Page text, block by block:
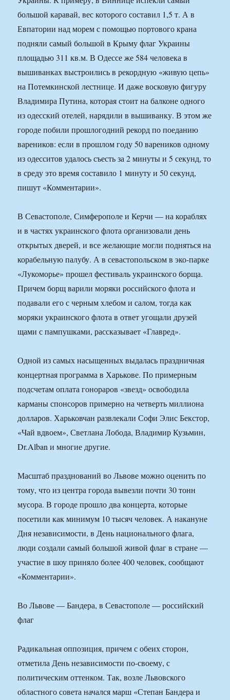
большой каравай, вес которого составил 1,5 т. А в
Евпатории над морем с помощью портового крана
подняли самый большой в Крыму флаг Украины
площадью 311 кв.м. В Одессе же 584 человека в
вышиванках выстроились в рекордную «живую цепь»
на Потемкинской лестнице. И даже восковую фигуру
Владимира Путина, которая стоит на балконе одного
из одесский отелей, нарядили в вышиванку. В этом же
городе побили прошлогодний рекорд по поеданию
вареников: если в прошлом году 50 вареников одному
из одесситов удалось съесть за 2 минуты и 5 секунд, то
в среду это время составило 1 минуту и 50 секунд,
пишут «Комментарии».
В Севастополе, Симферополе и Керчи — на кораблях
и в частях украинского флота организовали день
открытых дверей, и все желающие могли подняться на
корабельную палубу. А в севастопольском в эко-парке
«Лукоморье» прошел фестиваль украинского борща.
Причем борщ варили моряки российского флота и
подавали его с черным хлебом и салом, тогда как
моряки украинского флота в ответ угощали друзей
щами с пампушками, рассказывает «Главред».
Одной из самых насыщенных выдалась праздничная
концертная программа в Харькове. По примерным
подсчетам оплата гонораров «звезд» освободила
карманы спонсоров примерно на четверть миллиона
долларов. Харьковчан развлекали Софи Элис Бекстор,
«Чай вдвоем», Светлана Лобода, Владимир Кузьмин,
Dr.Alban и многие другие.
Масштаб празднований во Львове можно оценить по
тому, что из центра города вывезли почти 30 тонн
мусора. В городе прошло два концерта, которые
посетили как минимум 10 тысяч человек. А накануне
Дня независимости, в День национального флага,
люди создали самый большой живой флаг в стране —
участие в шоу приняло более 400 человек, сообщают
«Комментарии».
Во Львове — Бандера, в Севастополе — российский
флаг
Радикальная оппозиция, причем с обеих сторон,
отметила День независимости по-своему, с
политическим оттенком. Так, возле Львовского
областного совета начался марш «Степан Бандера и